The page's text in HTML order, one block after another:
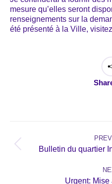
mesure qu’elles seront
renseignements sur la
été présenté à la Ville,
navigation
Bulletin du quartier
Urgent: